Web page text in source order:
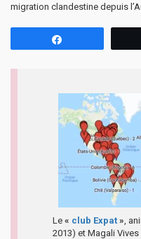
migration clandestine depuis
Le « club Expat » ,
2013) et Magali